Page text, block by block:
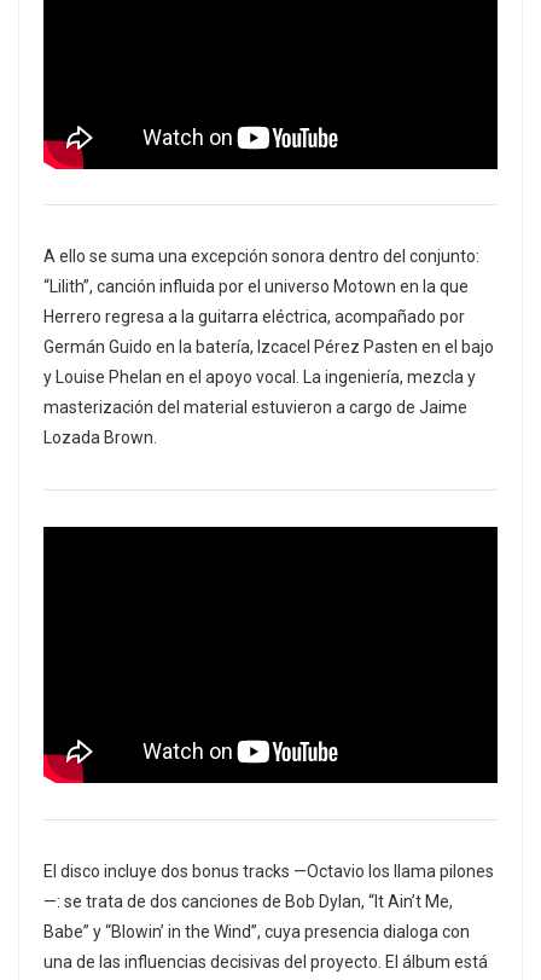
A ello se suma una excepción sonora dentro del conjunto:
“Lilith”, canción influida por el universo Motown en la que
Herrero regresa a la guitarra eléctrica, acompañado por
Germán Guido en la batería, Izcacel Pérez Pasten en el bajo
y Louise Phelan en el apoyo vocal. La ingeniería, mezcla y
masterización del material estuvieron a cargo de Jaime
Lozada Brown.
El disco incluye dos bonus tracks —Octavio los llama pilones
—: se trata de dos canciones de Bob Dylan, “It Ain’t Me,
Babe” y “Blowin’ in the Wind”, cuya presencia dialoga con
una de las influencias decisivas del proyecto. El álbum está